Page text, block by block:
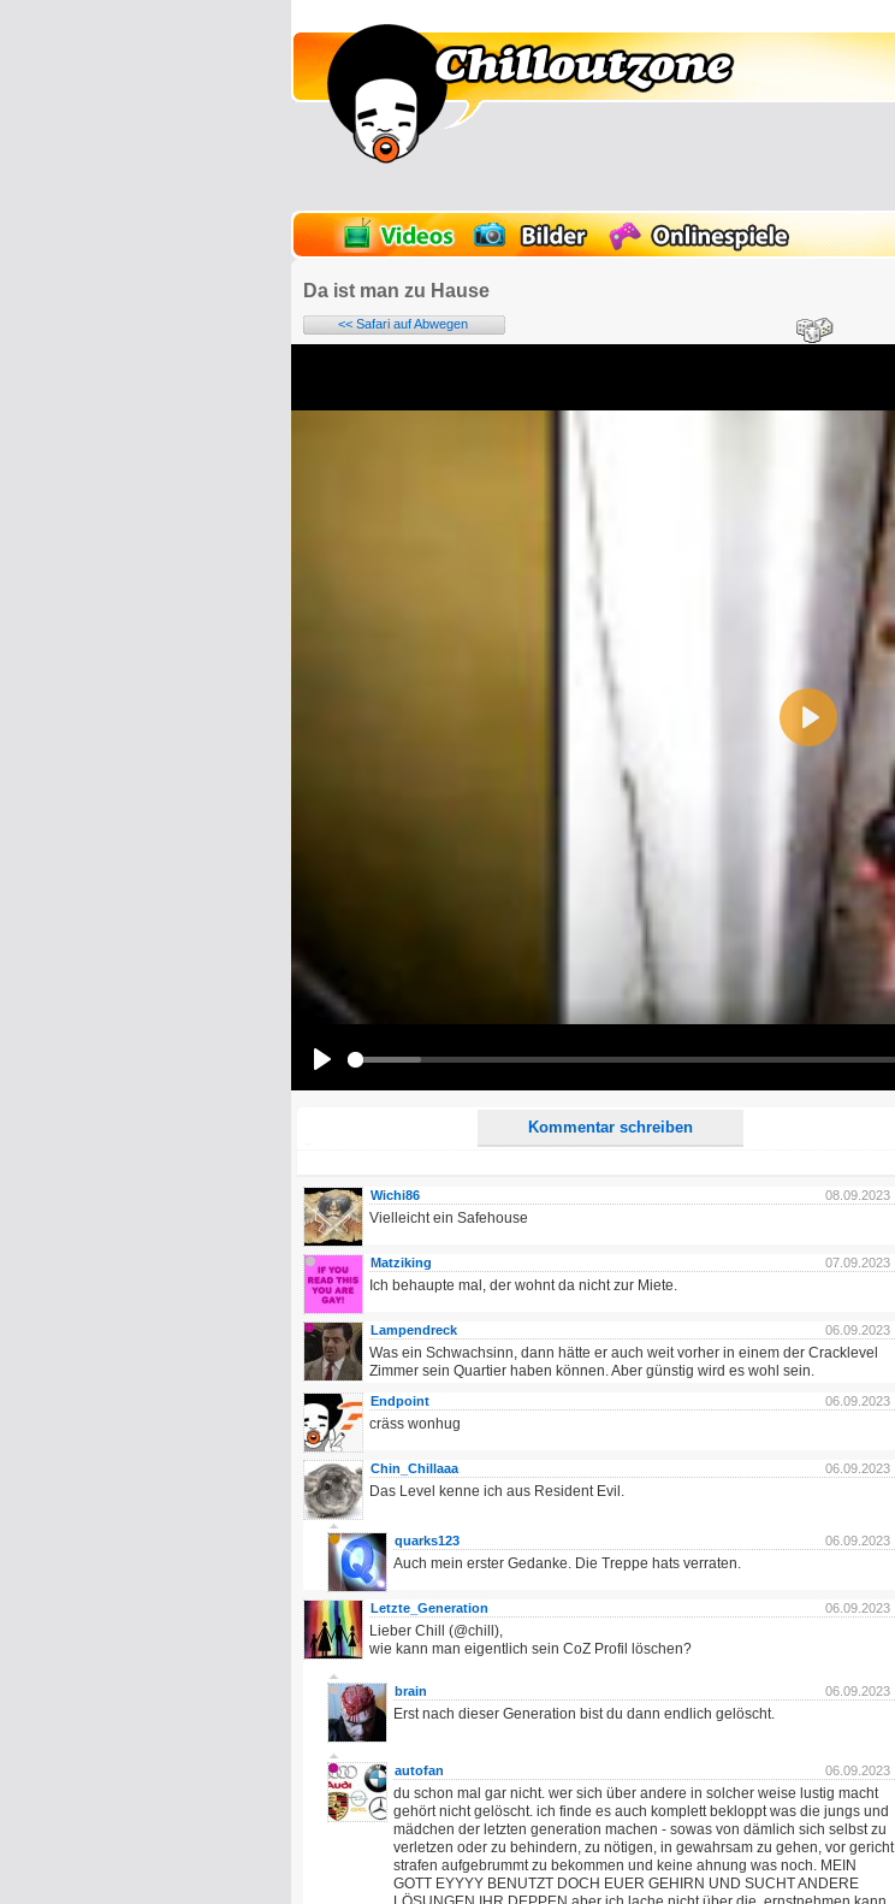
Da ist man zu Hause
<< Safari auf Abwegen
Play
Kommentar schreiben
Alle HTML-Tags außer <br>, <strike> und <i> werden aus Deinem Kommentar entfernt.
URLs werden automatisch umgewandelt. Bitte verwende "www." oder "http://" in URLs
Ich möchte eine E-Mail, wenn auf dieser Seite weitere Kommentare erscheinen.
08.09.2023
Wichi86
Vielleicht ein Safehouse
07.09.2023
Matziking
Ich behaupte mal, der wohnt da nicht zur Miete.
06.09.2023
Lampendreck
Was ein Schwachsinn, dann hätte er auch weit vorher in einem der Cracklevel
Zimmer sein Quartier haben können. Aber günstig wird es wohl sein.
06.09.2023
Endpoint
cräss wonhug
06.09.2023
Chin_Chillaaa
Das Level kenne ich aus Resident Evil.
06.09.2023
quarks123
Auch mein erster Gedanke. Die Treppe hats verraten.
06.09.2023
Letzte_Generation
Lieber Chill (@chill),
wie kann man eigentlich sein CoZ Profil löschen?
06.09.2023
brain
Erst nach dieser Generation bist du dann endlich gelöscht.
06.09.2023
autofan
du schon mal gar nicht. wer sich über andere in solcher weise lustig macht
gehört nicht gelöscht. ich finde es auch komplett bekloppt was die jungs und
mädchen der letzten generation machen - sowas von dämlich sich selbst zu
verletzen oder zu behindern, zu nötigen, in gewahrsam zu gehen, vor gericht
strafen aufgebrummt zu bekommen und keine ahnung was noch. MEIN
GOTT EYYYY BENUTZT DOCH EUER GEHIRN UND SUCHT ANDERE